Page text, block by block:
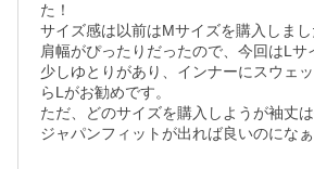
た！
サイズ感は以前はMサイズを購入しま
肩幅がぴったりだったので、今回はLサ
少しゆとりがあり、インナーにスウェ
らLがお勧めです。
ただ、どのサイズを購入しようが袖丈
ジャパンフィットが出れば良いのになぁ